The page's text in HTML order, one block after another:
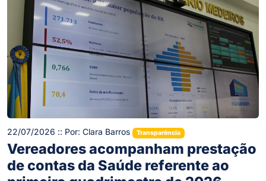
22/07/2026 :: Por: Clara Barros Transparência
Vereadores acompanham prestação
de contas da Saúde referente ao